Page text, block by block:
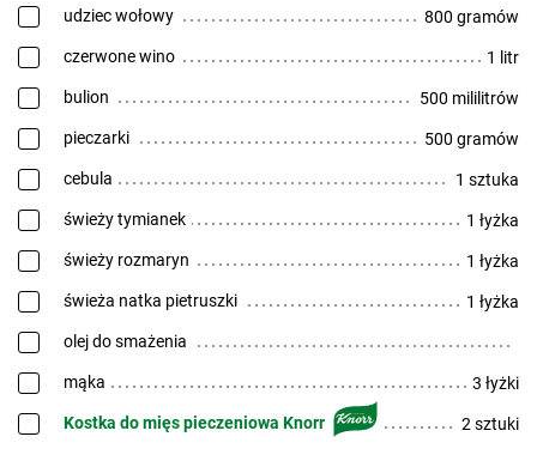
udziec wołowy 800 gramów
czerwone wino 1 litr
bulion 500 mililitrów
pieczarki 500 gramów
cebula 1 sztuka
świeży tymianek 1 łyżka
świeży rozmaryn 1 łyżka
świeża natka pietruszki 1 łyżka
olej do smażenia
mąka 3 łyżki
Kostka do mięs pieczeniowa Knorr 2 sztuki